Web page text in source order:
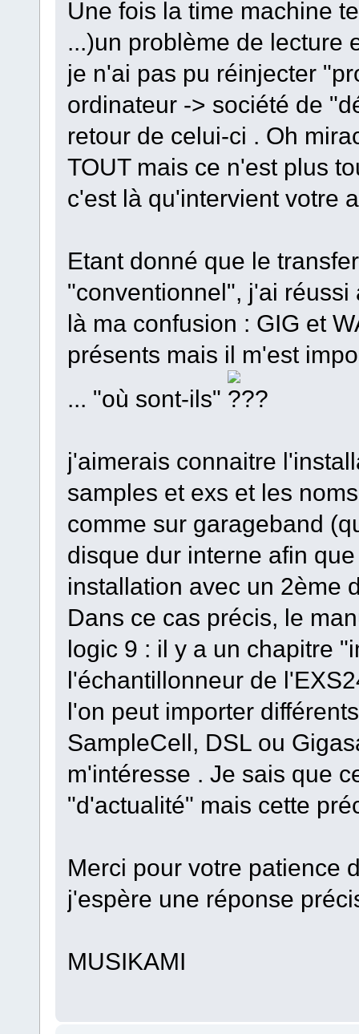
Une fois la time machine
...)un problème de lecture
je n'ai pas pu réinjecter
ordinateur -> société de
retour de celui-ci . Oh
TOUT mais ce n'est plus
c'est là qu'intervient votre
Etant donné que le
"conventionnel", j'ai
là ma confusion : GIG et
présents mais il m'est
... "où sont-ils"
j'aimerais connaitre
samples et exs et les
comme sur garageband
disque dur interne afin
installation avec un 2ème
Dans ce cas précis, le
logic 9 : il y a un chapitre
l'échantillonneur de
l'on peut importer
SampleCell, DSL ou
m'intéresse . Je sais que
"d'actualité" mais cette
Merci pour votre patience
j'espère une réponse
MUSIKAMI